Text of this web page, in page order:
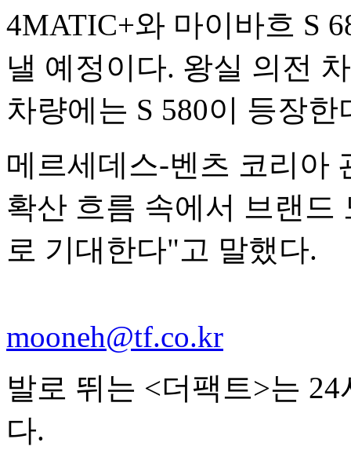
4MATIC+와 마이바흐 S
낼 예정이다. 왕실 의전
차량에는 S 580이 등장한
메르세데스-벤츠 코리아
확산 흐름 속에서 브랜드
로 기대한다"고 말했다.
mooneh@tf.co.kr
발로 뛰는 <더팩트>는
다.